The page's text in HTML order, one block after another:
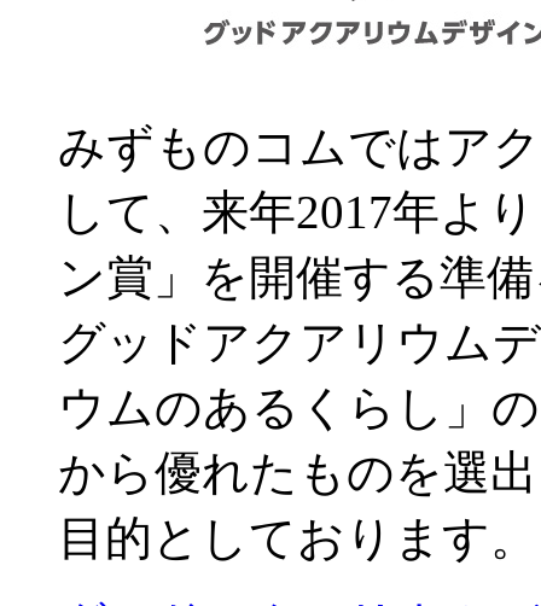
みずものコムではア
して、来年2017年よ
ン賞」を開催する準
グッドアクアリウム
ウムのあるくらし」
から優れたものを選
目的としております。